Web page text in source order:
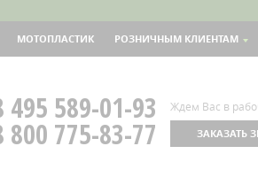
МОТОПЛАСТИК РОЗНИЧНЫМ КЛИЕНТАМ
495 589-01-93
800 775-83-77
Ждем Вас в
ЗАКАЗАТЬ